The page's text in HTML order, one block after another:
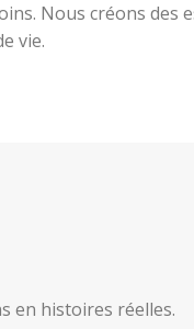
Nous créons des
vie.
en histoires réelles.